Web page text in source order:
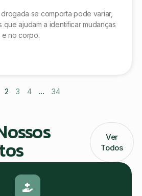
se comporta pode variar,
que ajudam a identificar mudanças
e no corpo.
2 3 4 … 34
Ver
Todos